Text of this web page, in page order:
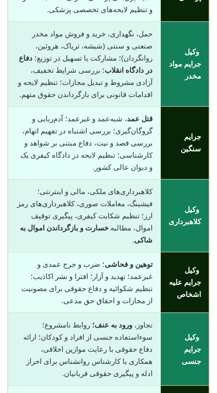
و تنظیم لایحه‌های تخصصی پزشکی.
وکیل
جرایم مواد
مخدر
حمل، نگهداری، خرید و فروش مواد مخدر
صنعتی و سنتی (شیشه، تریاک، هروئین،
روانگردان)؛ مشارکت یا تسهیل در توزیع؛ دفاع
در دادگاه انقلاب؛ بررسی شرایط تخفیف،
آزادی مشروط و تبدیل مجازات؛ تنظیم لایحه و
اقدامات قانونی برای بازگرداندن حقوق متهم.
جرایم
سنگین
قتل عمد، شبه‌عمد و غیرعمد؛ آدم‌ربایی و
گروگان‌گیری؛ بررسی اشتباه در تفهیم اتهام،
بررسی قصد و نیت، دفاع مبتنی بر شواهد و
کارشناسی؛ تنظیم لایحه در دادگاه کیفری یک
و دیوان عالی کشور.
وکیل
کلاهبرداری
کلاهبرداری‌های ملکی، مالی و اینترنتی؛
فیشینگ، معاملات صوری، کلاهبرداری‌های رمز
ارز؛ تنظیم شکایت کیفری، پیگیری توقیف
اموال، مطالبه خسارت و بازگرداندن اموال به
شاکی.
وکیل
جرایم علیه
اشخاص
توهین و فحاشی؛ ضرب و جرح عمدی و
غیرعمد؛ تهدید و آزار؛ افترا و نشر اکاذیب؛
تنظیم شکوائیه و دفاع حقوقی برای مصونیت
از مجازات و احقاق حق مدعی.
وکیل
جرایم
جنسی
تجاوز، ورود به عنف؛ روابط نامشروع؛
سوءاستفاده جنسی از افراد و کودکان؛ ارائه
دفاع حقوقی با رعایت موازین اخلاقی،
همکاری با کارشناس روانشناس برای احراز
ادله و پیگیری حقوقی قربانیان.